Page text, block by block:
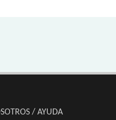
/ AYUDA